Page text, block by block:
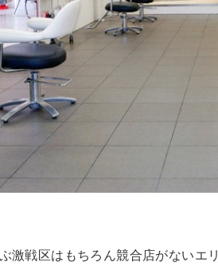
激戦区はもちろん競合店がない